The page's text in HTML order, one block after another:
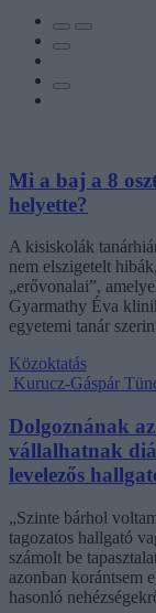
Mi a baj a 8
helyette?
A kisiskolák
nem elszigetelt
„erővonalai”,
Gyarmathy Éva
egyetemi tanár
Közoktatás
Kurucz-Gáspár
Dolgoznának
vállalhatnak
levelezős
„Szinte bárhol
tagozatos hallgató
számolt be
azonban korántsem
hasonló